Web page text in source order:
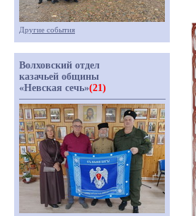
Другие события
Волховский отдел
казачьей общины
«Невская сечь»(21)